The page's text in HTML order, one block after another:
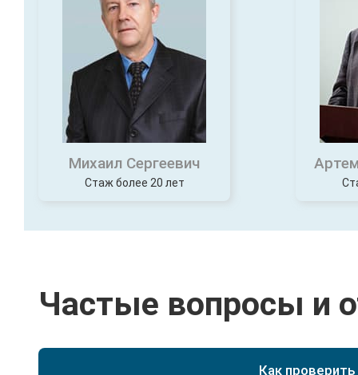
Михаил Сергеевич
Стаж более 20 лет
Частые вопросы и
Как